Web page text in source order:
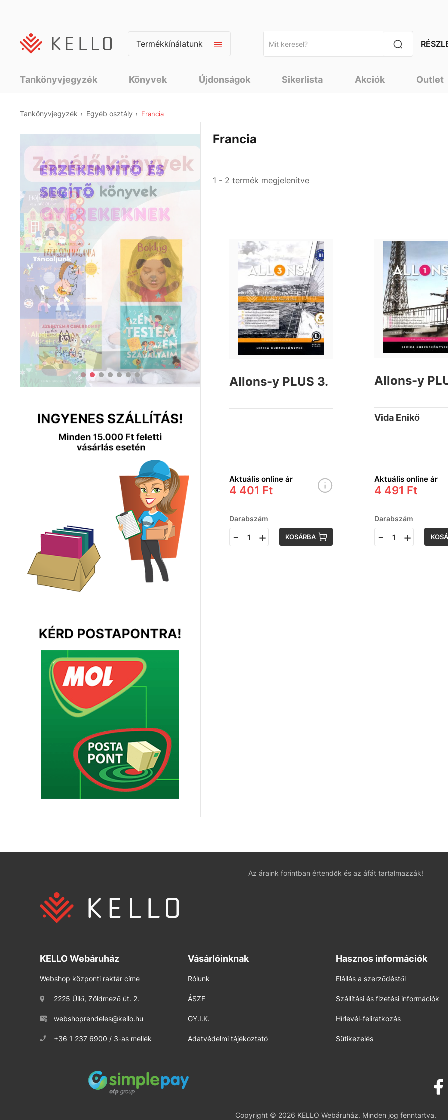
Termékkínálatunk
Tankönyvjegyzék Könyvek Újdonságok Sikerlista Akciók Outlet
Tankönyvjegyzék Egyéb osztály Francia
Francia
1 - 2 termék megjelenítve
Allons-y PLUS 3.
Aktuális online ár
4 401 Ft
Darabszám
- + KOSÁRBA
Allons-y
Vida Enikő
Aktuális online ár
4 491 Ft
Darabszám
- +
Az áraink forintban értendők és az áfát tartalmazzák!
KELLO Webáruház
Webshop központi raktár címe
2225 Üllő, Zöldmező út. 2.
webshoprendeles@kello.hu
+36 1 237 6900 / 3-as mellék
Vásárlóinknak
Rólunk
ÁSZF
GY.I.K.
Adatvédelmi tájékoztató
Hasznos információk
Elállás a szerződéstől
Szállítási és fizetési információk
Hírlevél-feliratkozás
Sütikezelés
Copyright © 2026 KELLO Webáruház. Minden jog fenntartva.